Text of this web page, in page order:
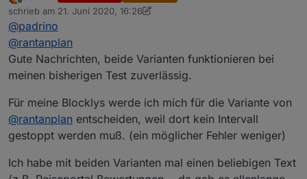
Offline
schrieb am 21. Juni 2020, 16:26
zuletzt editiert von dslraser
@padrino
@rantanplan
Gute Nachrichten, beide Varianten funktionieren bei
meinen bisherigen Test zuverlässig.
Für meine Blocklys werde ich mich für die Variante von
@rantanplan entscheiden, weil dort kein Intervall
gestoppt werden muß. (ein möglicher Fehler weniger)
Ich habe mit beiden Varianten mal einen beliebigen Text